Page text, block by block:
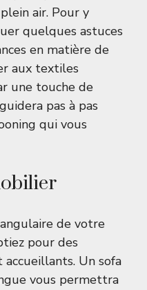
air. Pour y
quelques astuces
en matière de
aux textiles
une touche de
pas à pas
qui vous
de votre
pour des
Un sofa
vous permettra